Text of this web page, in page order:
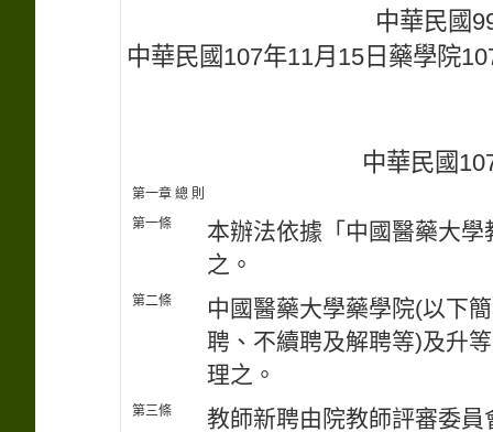
中華民國
中華民國107年11月15日藥學院
中華民國
第一章 總 則
第一條
本辦法依據「中國醫藥大
之。
第二條
中國醫藥大學藥學院(以下
聘、不續聘及解聘等)及升
理之。
第三條
教師新聘由院教師評審委